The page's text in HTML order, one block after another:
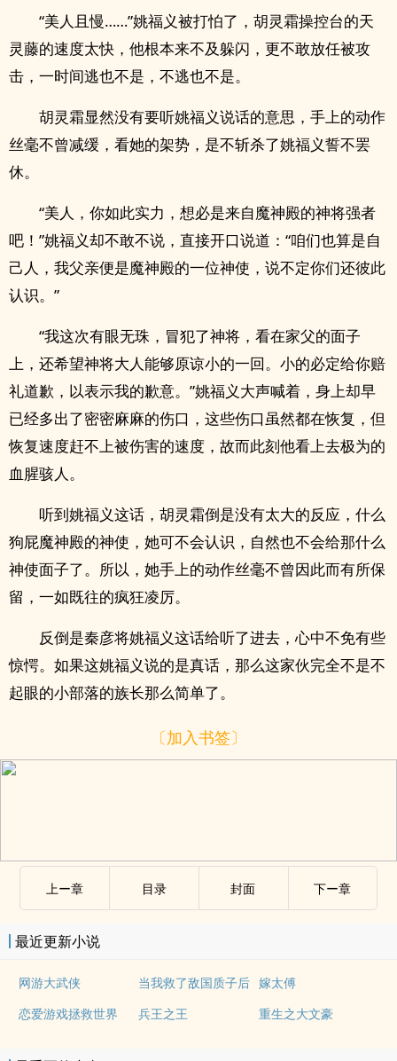
“美人且慢……”姚福义被打怕了，胡灵霜操控台的天
灵藤的速度太快，他根本来不及躲闪，更不敢放任被攻
击，一时间逃也不是，不逃也不是。
胡灵霜显然没有要听姚福义说话的意思，手上的动作
丝毫不曾减缓，看她的架势，是不斩杀了姚福义誓不罢
休。
“美人，你如此实力，想必是来自魔神殿的神将强者
吧！”姚福义却不敢不说，直接开口说道：“咱们也算是自
己人，我父亲便是魔神殿的一位神使，说不定你们还彼此
认识。”
“我这次有眼无珠，冒犯了神将，看在家父的面子
上，还希望神将大人能够原谅小的一回。小的必定给你赔
礼道歉，以表示我的歉意。”姚福义大声喊着，身上却早
已经多出了密密麻麻的伤口，这些伤口虽然都在恢复，但
恢复速度赶不上被伤害的速度，故而此刻他看上去极为的
血腥骇人。
听到姚福义这话，胡灵霜倒是没有太大的反应，什么
狗屁魔神殿的神使，她可不会认识，自然也不会给那什么
神使面子了。所以，她手上的动作丝毫不曾因此而有所保
留，一如既往的疯狂凌厉。
反倒是秦彦将姚福义这话给听了进去，心中不免有些
惊愕。如果这姚福义说的是真话，那么这家伙完全不是不
起眼的小部落的族长那么简单了。
〔加入书签〕
上ー章 目录 封面 下ー章
最近更新小说
网游大武侠 当我救了敌国质子后 嫁太傅
恋爱游戏拯救世界
兵王之王 重生之大文豪